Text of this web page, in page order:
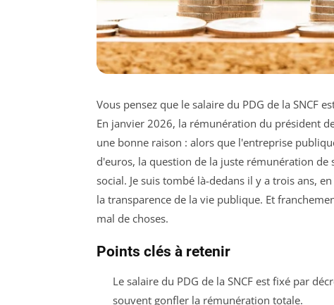
Vous pensez que le salaire du PDG de la SNCF
En janvier 2026, la rémunération du président
une bonne raison : alors que l'entreprise
d'euros, la question de la juste rémunération
social. Je suis tombé là-dedans il y a trois ans,
la transparence de la vie publique. Et
mal de choses.
Points clés à retenir
Le salaire du PDG de la SNCF est fixé par
souvent gonfler la rémunération totale.